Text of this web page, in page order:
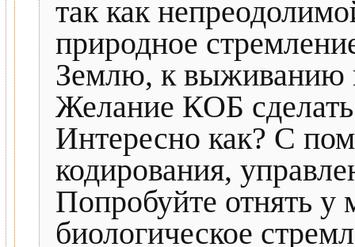
так как
природное
Землю, к выживанию
Желание КОБ сделать
Интересно как? С
кодирования,
Попробуйте отнять
биологическое